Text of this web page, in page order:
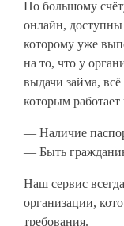
По большому
онлайн,
которому уже
на то, что у
выдачи займа,
которым
— Наличие
— Быть
Наш сервис
организации,
требования.